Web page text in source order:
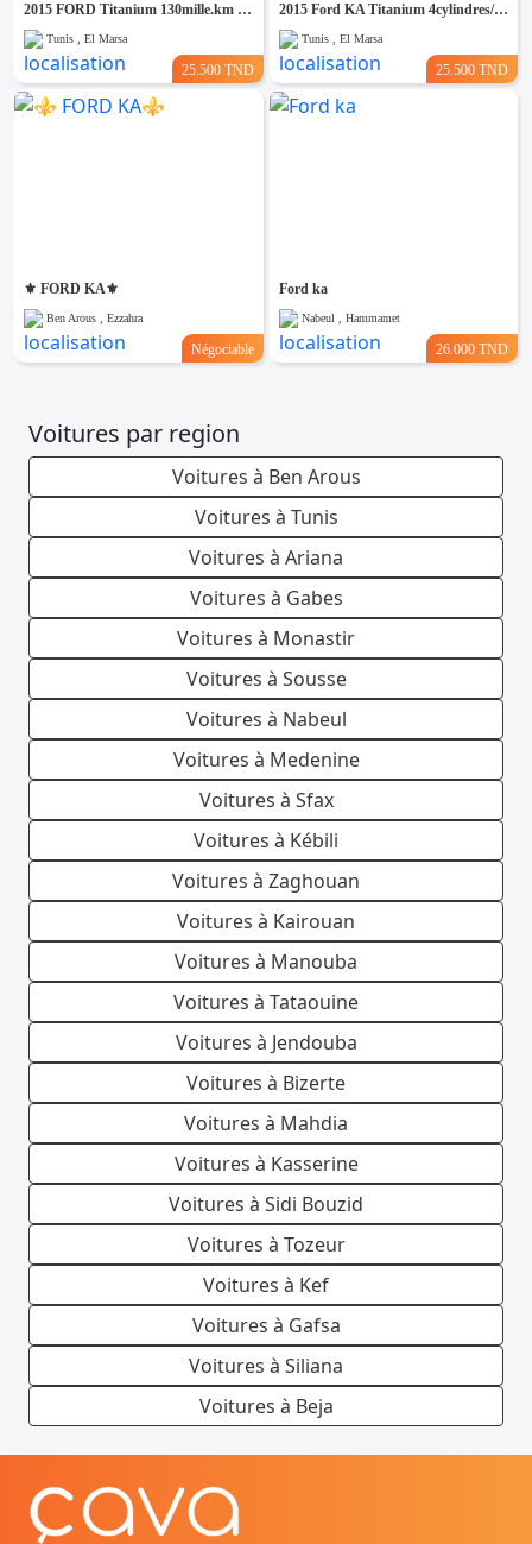
2015 FORD Titanium 130mille.km 4 cylindres
Tunis , El Marsa
25.500 TND
2015 Ford KA Titanium 4cylindres/4places / 130000km
Tunis , El Marsa
25.500 TND
⚜️ FORD KA⚜️
Ben Arous , Ezzahra
Négociable
Ford ka
Nabeul , Hammamet
26.000 TND
Voitures par region
Voitures à Ben Arous
Voitures à Tunis
Voitures à Ariana
Voitures à Gabes
Voitures à Monastir
Voitures à Sousse
Voitures à Nabeul
Voitures à Medenine
Voitures à Sfax
Voitures à Kébili
Voitures à Zaghouan
Voitures à Kairouan
Voitures à Manouba
Voitures à Tataouine
Voitures à Jendouba
Voitures à Bizerte
Voitures à Mahdia
Voitures à Kasserine
Voitures à Sidi Bouzid
Voitures à Tozeur
Voitures à Kef
Voitures à Gafsa
Voitures à Siliana
Voitures à Beja